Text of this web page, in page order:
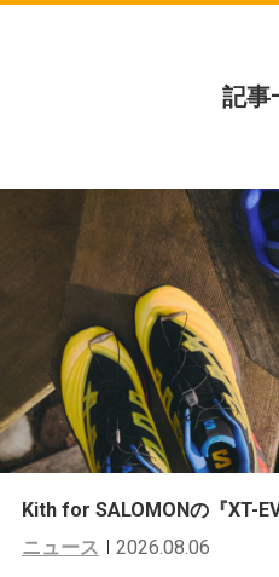
記事
Kith for SALOMONの『XT-
ニュース
2026.08.06